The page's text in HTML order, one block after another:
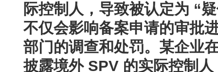
际控制人，导致被认定为 “
不仅会影响备案申请的审批
部门的调查和处罚。某企业
披露境外 SPV 的实际控制